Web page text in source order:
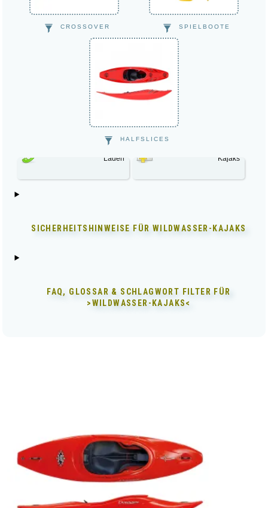
CROSSOVER SPIELBOOTE
HALFSLICES
Laden Kajaks
SICHERHEITSHINWEISE FÜR WILDWASSER-KAJAKS
FAQ, GLOSSAR & SCHLAGWORT FILTER FÜR
>WILDWASSER-KAJAKS<